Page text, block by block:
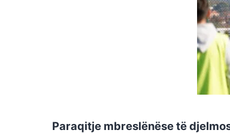
Paraqitje mbreslënëse të